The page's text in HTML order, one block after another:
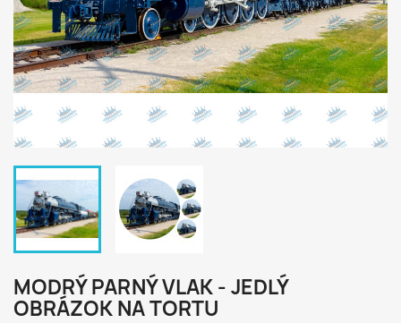
MODRÝ PARNÝ VLAK - JEDLÝ
OBRÁZOK NA TORTU